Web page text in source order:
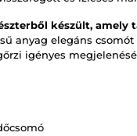
készült,
anyag elegáns
igényes